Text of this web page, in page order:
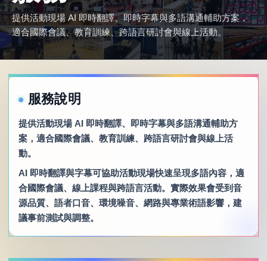
提供活動現場 AI 即時翻譯、即時字幕與多語溝通輔助方案，
適合國際會議、教育訓練、跨語言研討會與線上活動。
服務說明
提供活動現場 AI 即時翻譯、即時字幕與多語溝通輔助方
案，適合國際會議、教育訓練、跨語言研討會與線上活
動。
AI 即時翻譯與字幕可協助活動現場快速呈現多語內容，適
合國際會議、線上課程與跨語言活動。實際效果會受到音
源品質、語者口音、環境噪音、網路與專業術語影響，建
議事前測試與調整。